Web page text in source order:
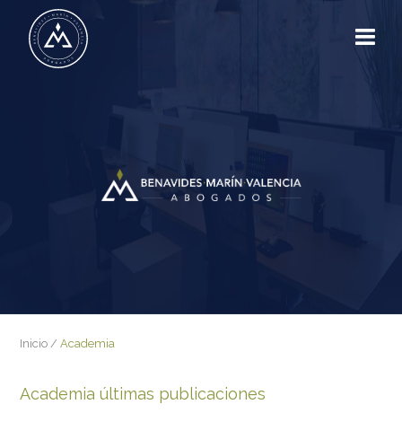
Inicio /Academia
Academia últimas publicaciones